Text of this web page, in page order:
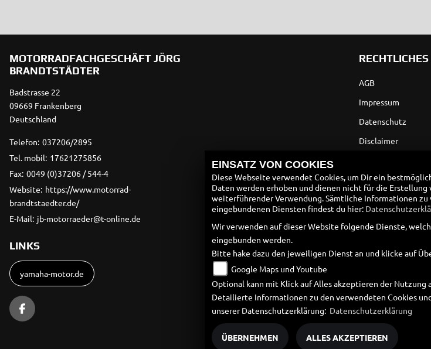
MOTORRADFACHGESCHÄFT JÖRG
BRANDTSTÄDTER
Badstrasse 22
09669 Frankenberg
Deutschland
Telefon: 037206/2895
Tel. mobil: 17621275856
Fax: 0049 (0)37206 / 544-4
Website: https://www.motorrad-
brandtstaedter.de/
E-Mail: jb-motorraeder@t-online.de
LINKS
yamaha-motor.de
RECHTLICHES
AGB
Impressum
Datenschutz
Disclaimer
Batteriegesetz
Altölverordnung
EINSATZ VON COOKIES
Diese Webseite verwendet Cookies, um Dir ein
Daten werden erhoben und dienen nicht für die
weiterführender Verwendung. Sämtliche Informationen zu
eingebundenen Diensten findest du hier:
Wir verwenden auf dieser Website folgende Dienste,
eingebunden werden.
Bitte hake dazu den jeweiligen Dienst an und klicke auf
Google Maps und Youtube
Optional kann mit Klick auf Alles akzeptieren der
Detailierte Informationen zu den verwendeten Cookies
unserer Datenschutzerklärung: Datenschutzerklärung
ÜBERNEHMEN ALLES AKZEPTIEREN